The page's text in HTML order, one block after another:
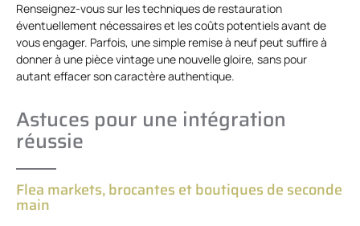
Renseignez-vous sur les techniques de restauration
éventuellement nécessaires et les coûts potentiels avant de
vous engager. Parfois, une simple remise à neuf peut suffire à
donner à une pièce vintage une nouvelle gloire, sans pour
autant effacer son caractère authentique.
Astuces pour une intégration
réussie
Flea markets, brocantes et boutiques de seconde
main